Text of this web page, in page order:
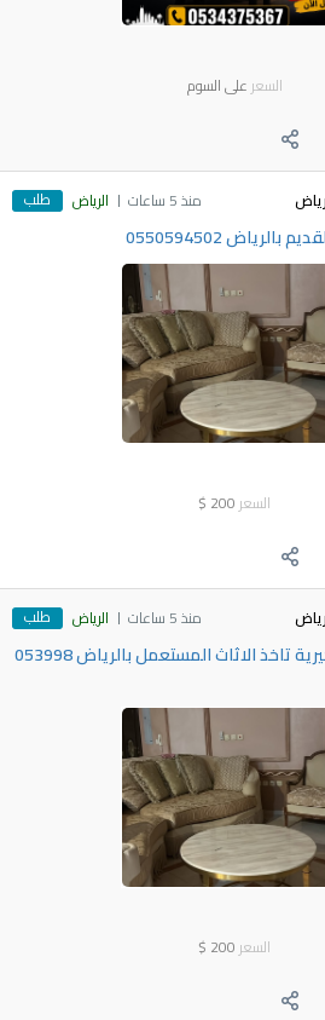
السعر على السوم
منذ 5 ساعات الرياض طلب
0550594502
السعر 200
$
منذ 5 ساعات الرياض طلب
توصيل الجمعية الخيرية تاخذ الاثاث المستعمل بالرياض ‎053998
السعر 200
$